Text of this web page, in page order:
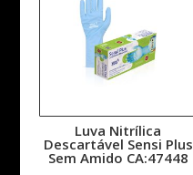
Luva Nitrílica
Descartável Sensi Plus
Sem Amido CA:47448